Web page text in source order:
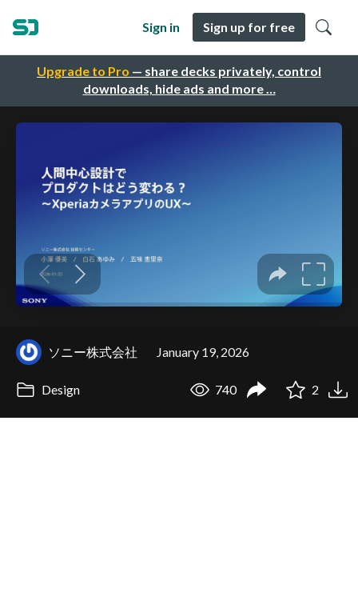
Upgrade to Pro — share decks privately, control
downloads, hide ads and more …
Sign in Sign up for free
ソニー株式会社 January 19, 2026
Design 740 2